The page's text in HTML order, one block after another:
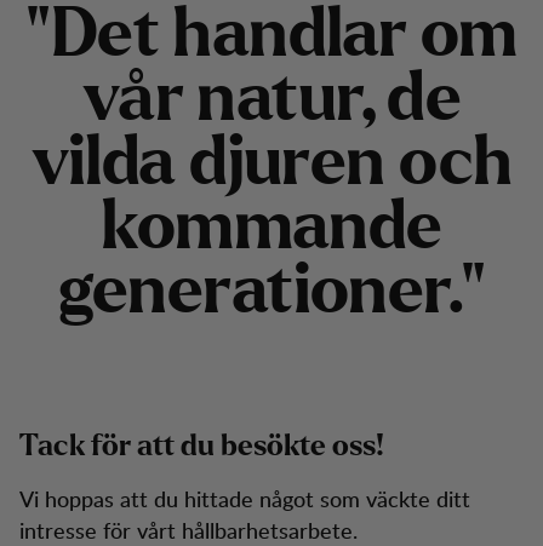
"Det handlar om
vår natur, de
vilda djuren och
kommande
generationer."
Tack för att du besökte oss!
Vi hoppas att du hittade något som väckte ditt
intresse för vårt hållbarhetsarbete.